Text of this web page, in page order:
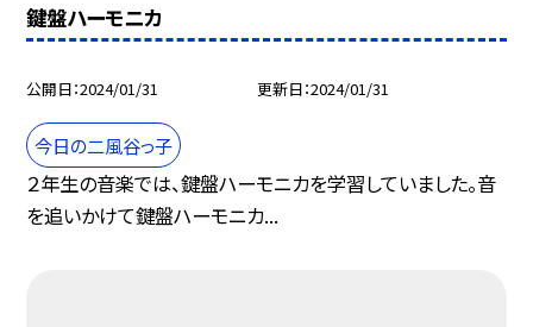
鍵盤ハーモニカ
公開日 2024/01/31 更新日 2024/01/31
今日の二風谷っ子
２年生の音楽では、鍵盤ハーモニカを学習していました。音
を追いかけて鍵盤ハーモニカ...